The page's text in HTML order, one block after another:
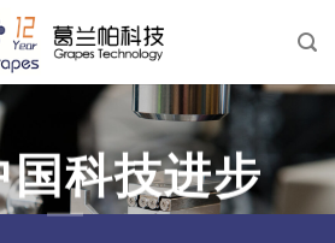
国科技进步